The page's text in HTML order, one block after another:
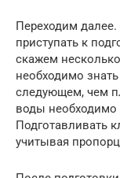
Переходим
приступать к
скажем
необходимо
следующем, чем
воды необходимо
Подготавливать
учитывая